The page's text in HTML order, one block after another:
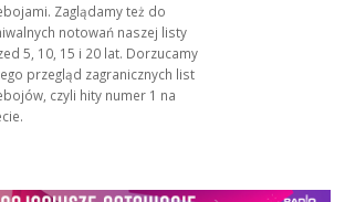
Zaglądamy też do
notowań naszej listy
5, 10, 15 i 20 lat. Dorzucamy
przegląd zagranicznych list
czyli hity numer 1 na